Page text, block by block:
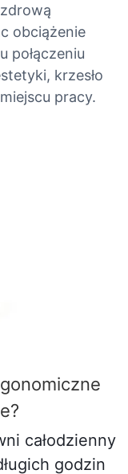
obciążenie
połączeniu
krzesło
pracy.
całodzienny
godzin